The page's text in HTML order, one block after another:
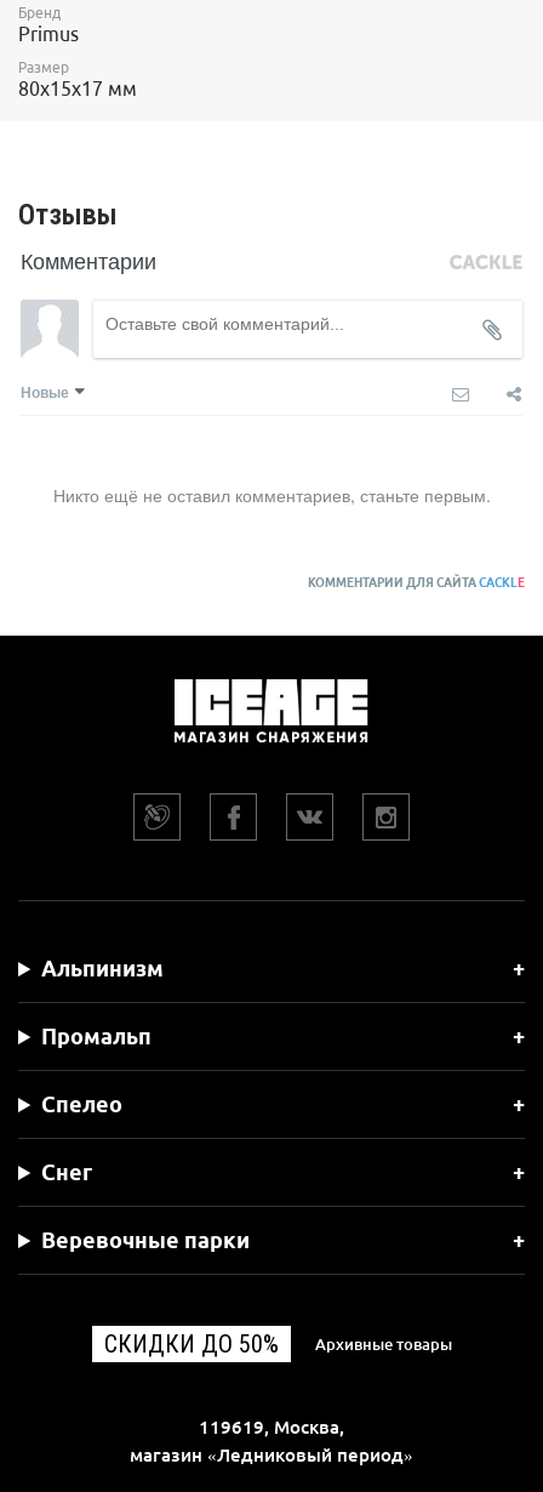
Бренд
Primus
Размер
80х15х17 мм
Отзывы
Комментарии
Новые
Никто ещё не оставил комментариев, станьте первым.
КОММЕНТАРИИ ДЛЯ САЙТАCACKLE
Альпинизм
Промальп
Спелео
Снег
Веревочные парки
СКИДКИ ДО 50% Архивные товары
119619, Москва,
магазин «Ледниковый период»